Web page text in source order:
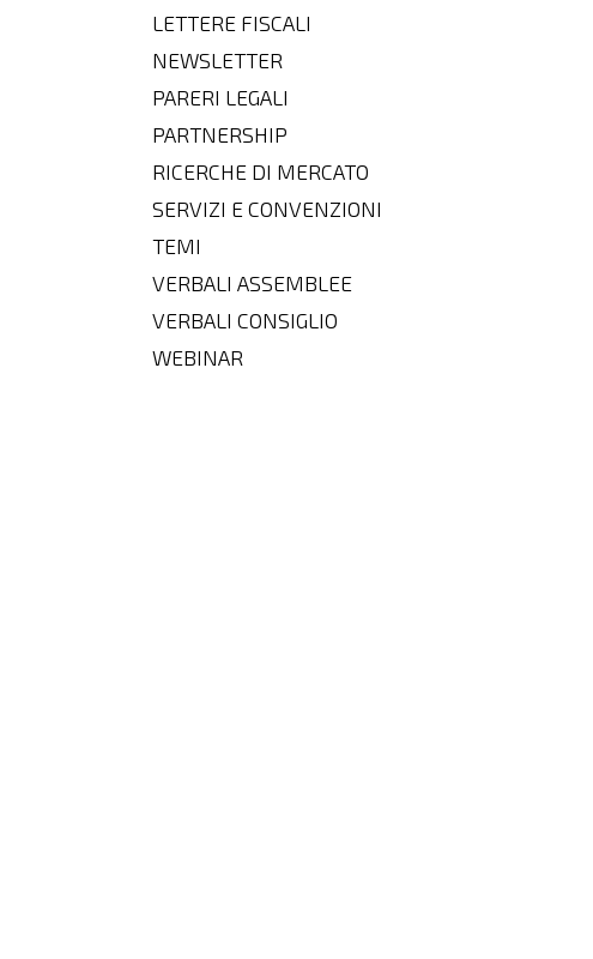
LETTERE FISCALI
NEWSLETTER
PARERI LEGALI
PARTNERSHIP
RICERCHE DI MERCATO
SERVIZI E CONVENZIONI
TEMI
VERBALI ASSEMBLEE
VERBALI CONSIGLIO
WEBINAR